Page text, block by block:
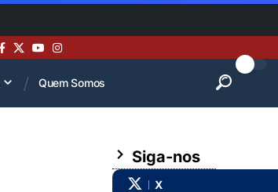
Quem Somos
Siga-nos
X